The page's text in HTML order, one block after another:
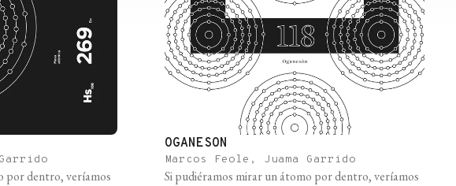
por dentro, veríamos
OGANESON
Marcos Feole, Juama Garrido
Si pudiéramos mirar un átomo por dentro, veríamos